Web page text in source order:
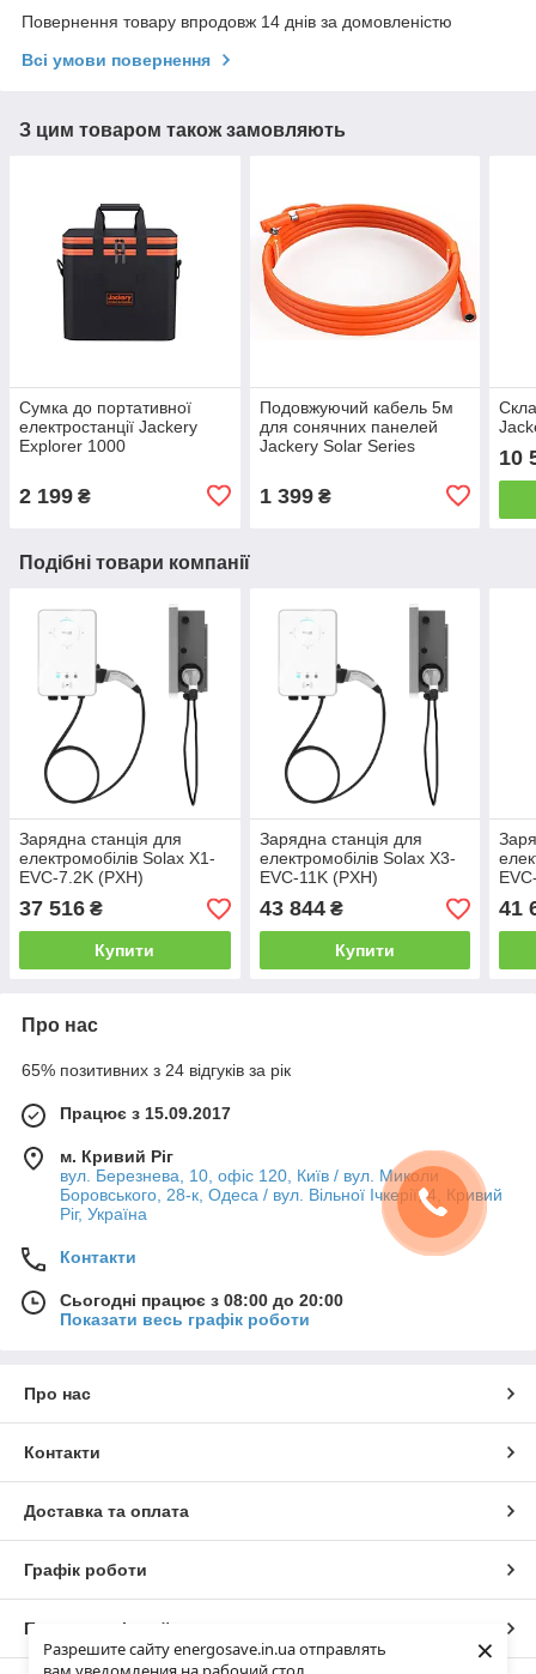
Разрешите сайту energosave.in.ua отправлять
×
Повернення товару впродовж 14 днів за домовленістю
Всі умови повернення
З цим товаром також замовляють
Сумка до портативної
електростанції Jackery
Explorer 1000
2 199 ₴
Подовжуючий кабель 5м
для сонячних панелей
Jackery Solar Series
1 399₴
10
Подібні товари компанії
Зарядна станція для
електромобілів Solax X1-
EVC-7.2K (PXH)
(комплектація: кабель
зарядки з вилкою)
37 516 ₴
Купити
Зарядна станція для
електромобілів Solax X3-
EVC-11K (PXH)
(комплектація: кабель
зарядки з вилкою)
43 844₴
Купити
для
41
Про нас
65% позитивних з 24 відгуків за рік
Працює з 15.09.2017
м. Кривий Ріг
вул. Березнева, 10, офіс 120, Київ / вул. Миколи
Боровського, 28-к, Одеса / вул. Вільної Ічкерії, 4, Кривий
Ріг, Україна
Контакти
Сьогодні працює з 08:00 до 20:00
Показати весь графік роботи
Про нас
Контакти
Доставка та оплата
Графік роботи
Повна версія сайту